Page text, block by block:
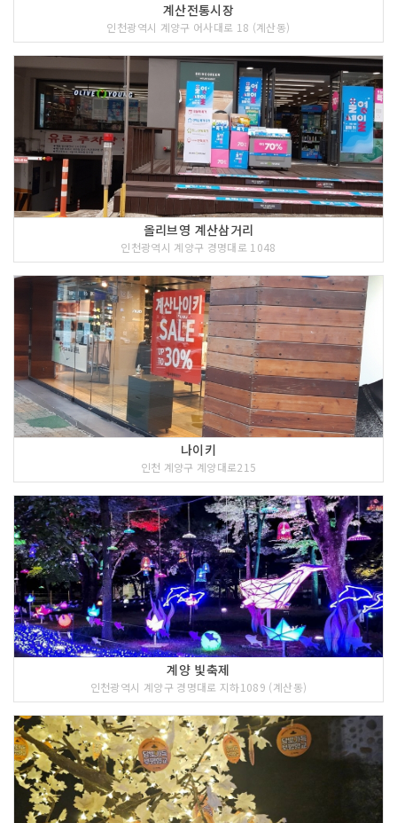
계산전통시장
인천광역시 계양구 어사대로 18 (계산동)
올리브영 계산삼거리
인천광역시 계양구 경명대로 1048
나이키
인천 계양구 계양대로215
계양 빛축제
인천광역시 계양구 경명대로 지하1089 (계산동)